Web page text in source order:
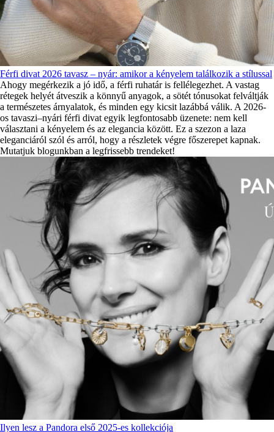
Férfi divat 2026 tavasz – nyár: amikor a kényelem találkozik a stílussal
Ahogy megérkezik a jó idő, a férfi ruhatár is fellélegezhet. A vastag
rétegek helyét átveszik a könnyű anyagok, a sötét tónusokat felváltják
a természetes árnyalatok, és minden egy kicsit lazábbá válik. A 2026-
os tavaszi–nyári férfi divat egyik legfontosabb üzenete: nem kell
választani a kényelem és az elegancia között. Ez a szezon a laza
eleganciáról szól és arról, hogy a részletek végre főszerepet kapnak.
Mutatjuk blogunkban a legfrissebb trendeket!
Ilyen lesz a Pandora első 2025-es kollekciója